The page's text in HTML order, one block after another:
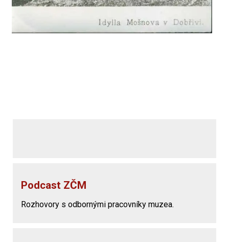
Podcast ZČM
Rozhovory s odbornými pracovníky muzea.